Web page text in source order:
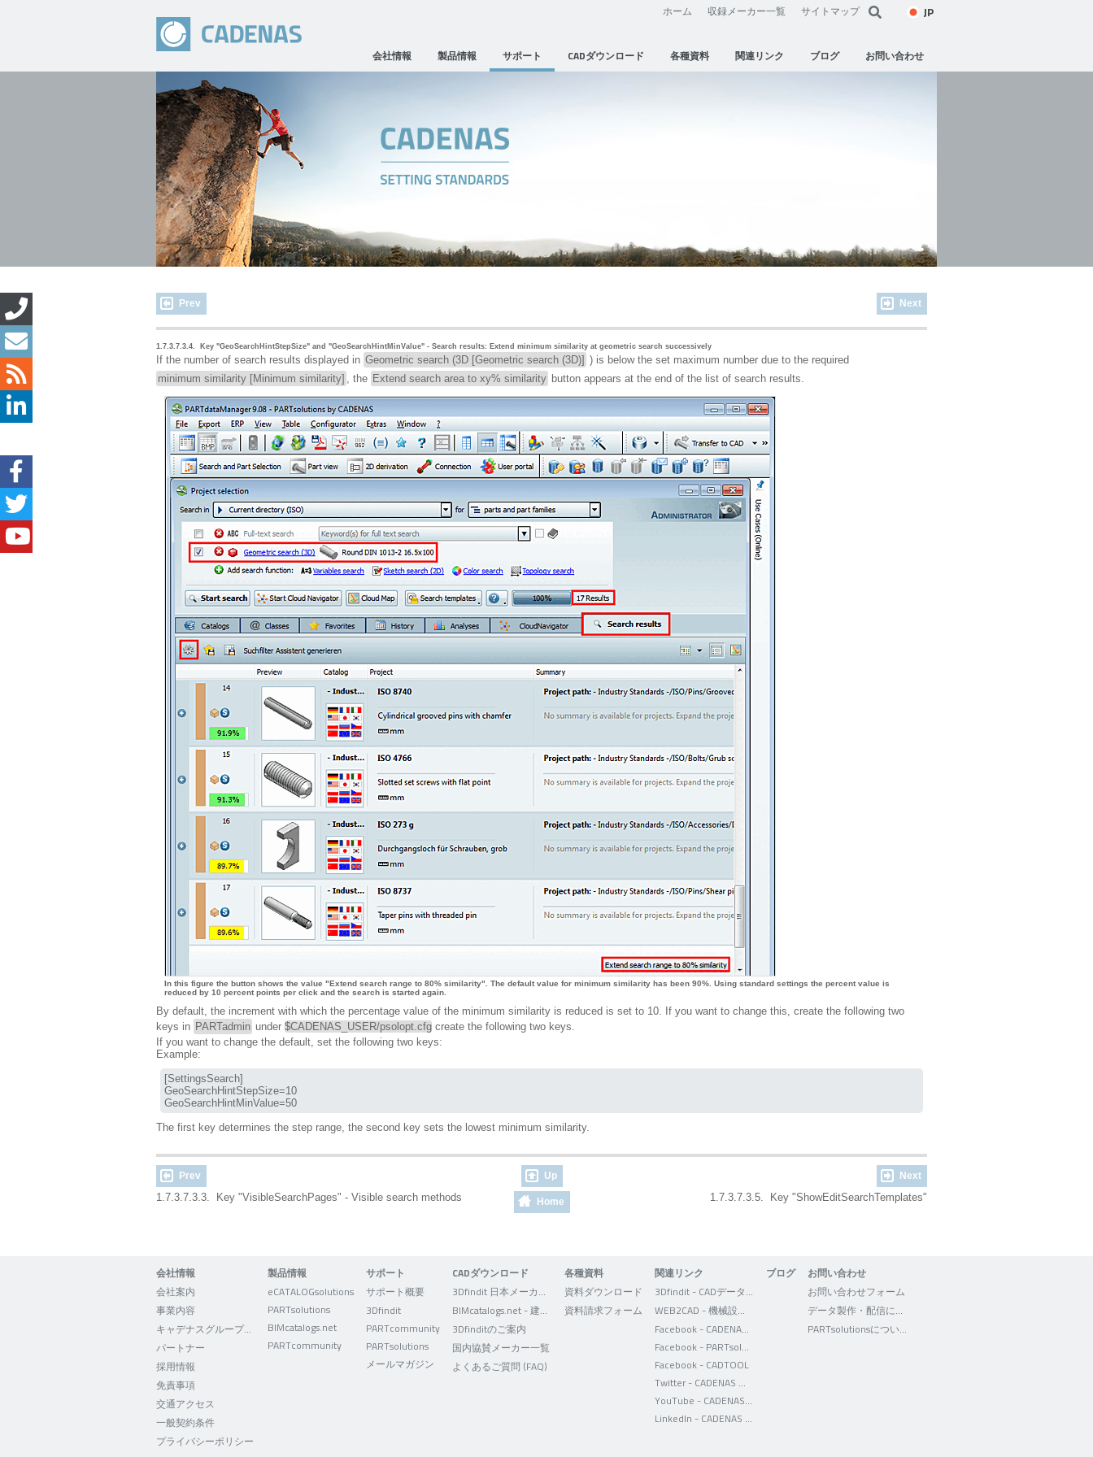
ホーム 収録メーカー一覧 サイトマップ JP
会社情報 製品情報 サポート CADダウンロード 各種資料 関連リンク ブログ お問い合わせ
Prev Next
1.7.3.7.3.4. Key "GeoSearchHintStepSize" and "GeoSearchHintMinValue" - Search results: Extend minimum similarity at geometric search successively
If the number of search results displayed in Geometric search (3D [Geometric search (3D)] ) is below the set maximum number due to the required
minimum similarity [Minimum similarity] , the Extend search area to xy% similarity button appears at the end of the list of search results.
In this figure the button shows the value "Extend search range to 80% similarity". The default value for minimum similarity has been 90%. Using standard settings the percent value is
reduced by 10 percent points per click and the search is started again.
By default, the increment with which the percentage value of the minimum similarity is reduced is set to 10. If you want to change this, create the following two
keys in PARTadmin under $CADENAS_USER/psolopt.cfg create the following two keys.
If you want to change the default, set the following two keys:
Example:
[SettingsSearch]
GeoSearchHintStepSize=10
GeoSearchHintMinValue=50
The first key determines the step range, the second key sets the lowest minimum similarity.
Prev Up Next
1.7.3.7.3.3. Key "VisibleSearchPages" - Visible search methods Home 1.7.3.7.3.5. Key "ShowEditSearchTemplates"
会社情報
会社案内
事業内容
パートナー
採用情報
免責事項
交通アクセス
一般契約条件
プライバシーポリシー
製品情報
eCATALOGsolutions
PARTsolutions
BIMcatalogs.net
PARTcommunity
サポート
サポート概要
3Dfindit
PARTcommunity
PARTsolutions
メールマガジン
CADダウンロード
3Dfinditのご案内
国内協賛メーカー一覧
よくあるご質問 (FAQ)
各種資料
資料ダウンロード
資料請求フォーム
関連リンク
Facebook - CADENAS WEB2CAD
Facebook - CADTOOL
ブログ お問い合わせ
お問い合わせフォーム